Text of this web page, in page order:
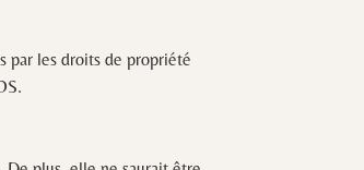
par les droits de propriété